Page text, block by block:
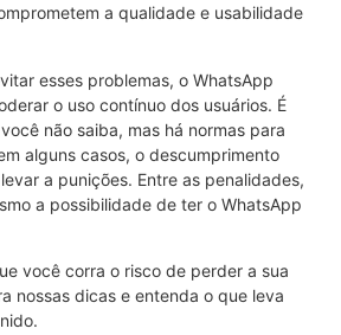
a qualidade e usabilidade
esses problemas, o WhatsApp
o uso contínuo dos usuários. É
não saiba, mas há normas para
alguns casos, o descumprimento
a punições. Entre as penalidades,
a possibilidade de ter o WhatsApp
você corra o risco de perder a sua
nossas dicas e entenda o que leva